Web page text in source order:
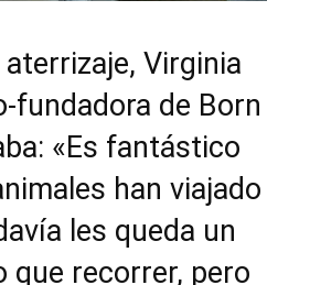
Virginia
fundadora de Born
«Es fantástico
han viajado
les queda un
que recorrer, pero